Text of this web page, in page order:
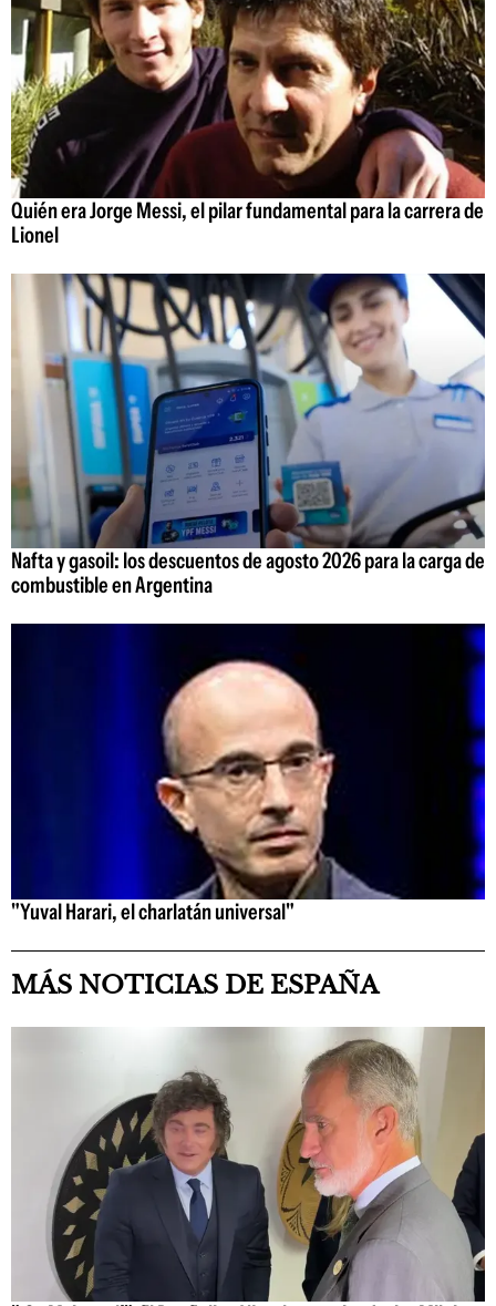
Quién era Jorge Messi, el pilar fundamental para la carrera de
Lionel
Nafta y gasoil: los descuentos de agosto 2026 para la carga de
combustible en Argentina
"Yuval Harari, el charlatán universal"
MÁS NOTICIAS DE ESPAÑA